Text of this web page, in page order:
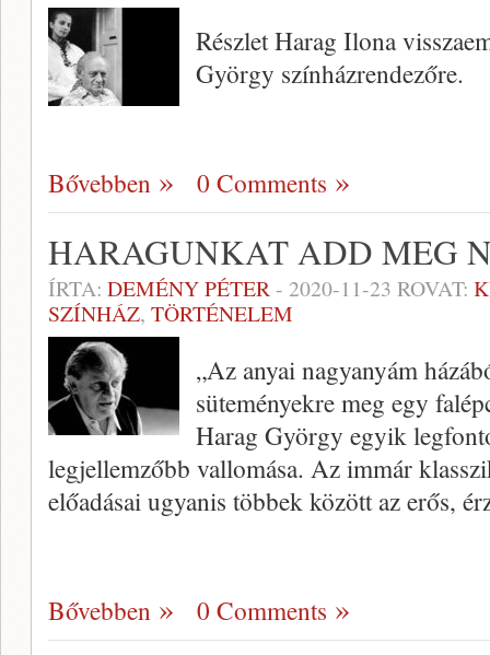
Részlet Harag Ilona
György színházrendezőre.
Bővebben 0 Comments
HARAGUNKAT ADD MEG
ÍRTA: DEMÉNY PÉTER- 2020-11-23 ROVAT:
SZÍNHÁZ, TÖRTÉNELEM
„Az anyai nagyanyám
süteményekre meg egy
Harag György egyik
legjellemzőbb vallomása. Az immár
előadásai ugyanis többek között az erős,
Bővebben 0 Comments